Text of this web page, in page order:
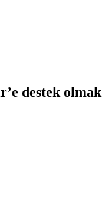
destek olmak